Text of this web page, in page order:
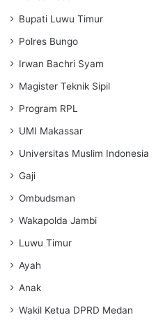
Bupati Luwu Timur
Polres Bungo
Irwan Bachri Syam
Magister Teknik Sipil
Program RPL
UMI Makassar
Universitas Muslim Indonesia
Gaji
Ombudsman
Wakapolda Jambi
Luwu Timur
Ayah
Anak
Wakil Ketua DPRD Medan